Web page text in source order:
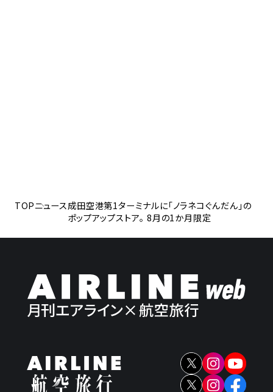
TOPニュース成田空港第1ターミナルに「ノラネコぐんだん」の
ポップアップストア。 8月の1か月限定